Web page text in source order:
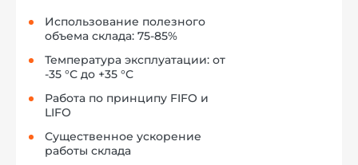
Использование полезного
объема склада: 75-85%
Температура эксплуатации: от
-35 °С до +35 °С
Работа по принципу FIFO и
LIFO
Существенное ускорение
работы склада